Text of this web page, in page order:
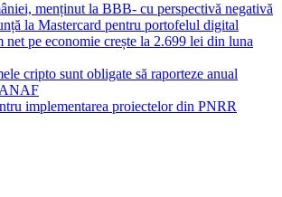
menținut la BBB- cu perspectivă negativă
la Mastercard pentru portofelul digital
net pe economie crește la 2.699 lei din luna
cripto sunt obligate să raporteze anual
implementarea proiectelor din PNRR